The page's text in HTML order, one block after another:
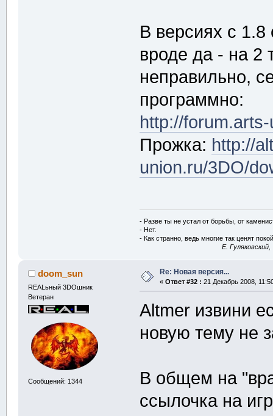
В версиях с 1.8
вроде да - на 2
неправильно,
программно:
http://
Прожка: http://
union.ru/3DO/
- Разве ты не устал от борьбы, от
- Нет.
- Как странно, ведь многие так ценят
E.
doom_sun
REALьный 3DOшник
Ветеран
Сообщений: 1344
Re: Новая версия...
« Ответ #32 : 21 Декабрь 2008,
Altmer извини
новую тему не
В общем на
ссылочка на